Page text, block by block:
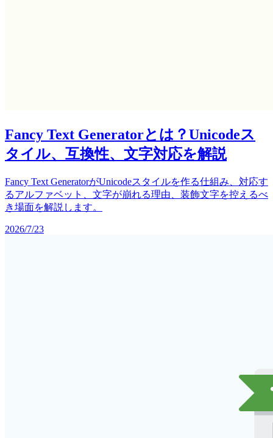
Fancy Text Generatorとは？Unicodeス
タイル、互換性、文字対応を解説
Fancy Text GeneratorがUnicodeスタイルを作る仕組み、対応す
るアルファベット、文字が崩れる理由、装飾文字を控えるべ
き場面を解説します。
2026/7/23